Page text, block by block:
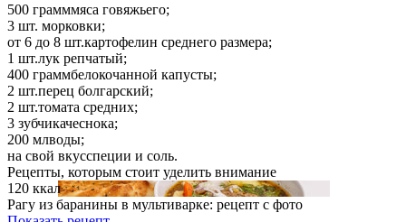
500 грамммяса говяжьего;
3 шт. морковки;
от 6 до 8 шт.картофелин среднего размера;
1 шт.лук репчатый;
400 граммбелокочанной капусты;
2 шт.перец болгарский;
2 шт.томата средних;
3 зубчикачеснока;
200 млводы;
на свой вкусспеции и соль.
Рецепты, которым стоит уделить внимание
120 ккал
Рагу из баранины в мультиварке: рецепт с фото